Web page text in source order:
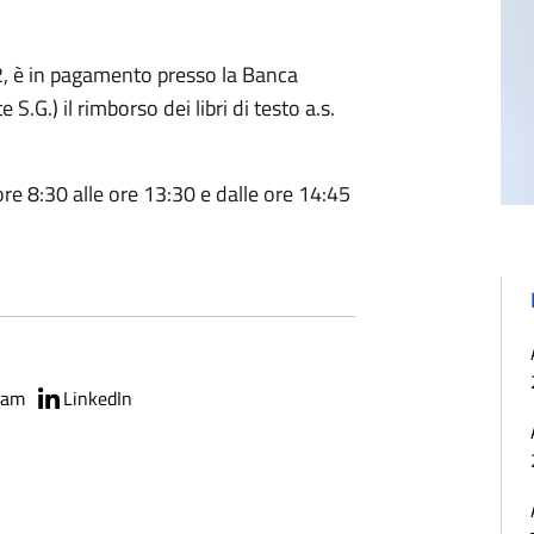
in pagamento presso la Banca
S.G.) il rimborso dei libri di testo a.s.
8:30 alle ore 13:30 e dalle ore 14:45
LinkedIn